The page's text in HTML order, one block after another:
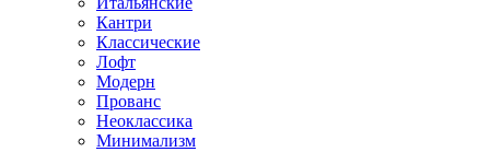
Кантри
Классические
Лофт
Модерн
Прованс
Неоклассика
Минимализм